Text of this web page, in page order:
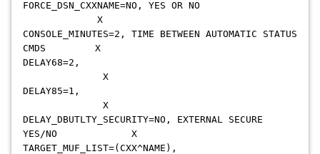
FORCE_DSN_CXXNAME=NO, YES OR NO
X
CONSOLE_MINUTES=2, TIME BETWEEN AUTOMATIC STATUS
CMDS X
DELAY68=2,
X
DELAY85=1,
X
DELAY_DBUTLTY_SECURITY=NO, EXTERNAL SECURE
YES/NO X
TARGET_MUF_LIST=(CXX^NAME),